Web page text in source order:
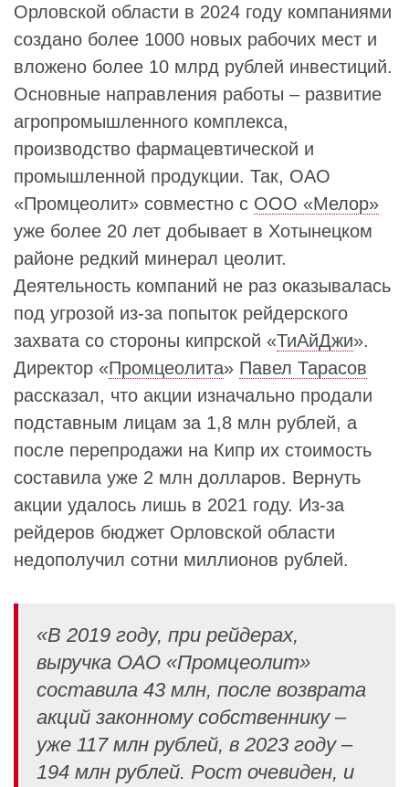
Орловской области в 2024 году компаниями
создано более 1000 новых рабочих мест и
вложено более 10 млрд рублей инвестиций.
Основные направления работы – развитие
агропромышленного комплекса,
производство фармацевтической и
промышленной продукции. Так, ОАО
«Промцеолит» совместно с ООО «Мелор»
уже более 20 лет добывает в Хотынецком
районе редкий минерал цеолит.
Деятельность компаний не раз оказывалась
под угрозой из-за попыток рейдерского
захвата со стороны кипрской «ТиАйДжи».
Директор «Промцеолита» Павел Тарасов
рассказал, что акции изначально продали
подставным лицам за 1,8 млн рублей, а
после перепродажи на Кипр их стоимость
составила уже 2 млн долларов. Вернуть
акции удалось лишь в 2021 году. Из-за
рейдеров бюджет Орловской области
недополучил сотни миллионов рублей.
«В 2019 году, при рейдерах,
выручка ОАО «Промцеолит»
составила 43 млн, после возврата
акций законному собственнику –
уже 117 млн рублей, в 2023 году –
194 млн рублей. Рост очевиден, и